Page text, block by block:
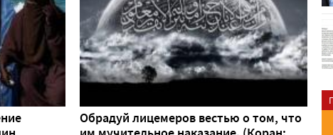
Обрадуй лицемеров вестью о том, что